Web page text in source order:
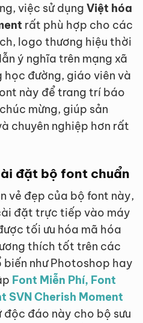
việc sử dụng Việt hóa
rất phù hợp cho các
logo thương hiệu thời
ý nghĩa trên mạng xã
đường, giáo viên và
này để trang trí báo
mừng, giúp sản
chuyên nghiệp hơn rất
đặt bộ font chuẩn
vẻ đẹp của bộ font này,
đặt trực tiếp vào máy
tối ưu hóa mã hóa
thích tốt trên các
như Photoshop hay
Font Miễn Phí, Font
SVN Cherish Moment
độc đáo này cho bộ sưu